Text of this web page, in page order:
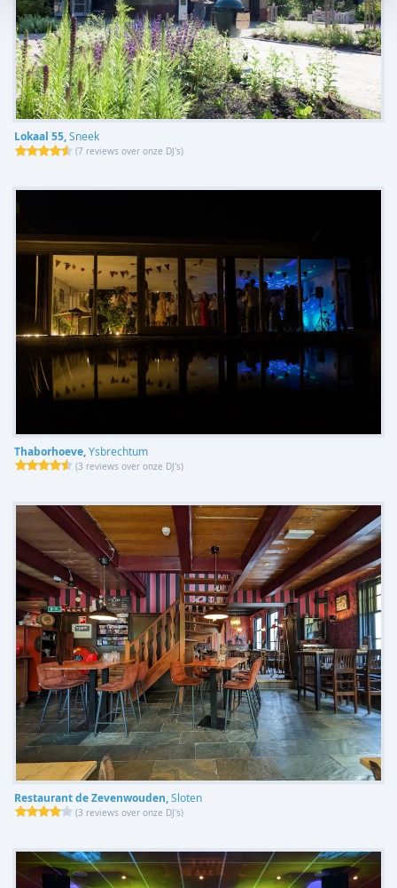
Lokaal 55,Sneek
(7 reviews over onze DJ's)
Thaborhoeve,Ysbrechtum
(3 reviews over onze DJ's)
Restaurant de Zevenwouden,Sloten
(3 reviews over onze DJ's)